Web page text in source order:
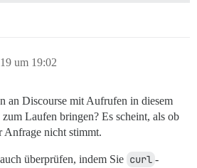
um 19:02
an Discourse mit Aufrufen in diesem
Laufen bringen? Es scheint, als ob
Anfrage nicht stimmt.
überprüfen, indem Sie curl -